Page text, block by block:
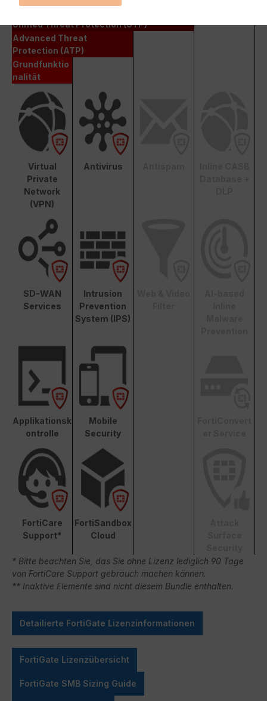
Unified Threat Protection (UTP)
Advanced Threat
Protection (ATP)
Grundfunktio
nalität
Virtual
Private
Network
(VPN)
Antivirus
SD-WAN
Services
Intrusion
Prevention
System (IPS)
Applikationsk
ontrolle
Mobile
Security
FortiCare
Support*
FortiSandbox
Cloud
* Bitte beachten Sie, das Sie ohne Lizenz lediglich 90 Tage
von FortiCare Support gebrauch machen können.
** Inaktive Elemente sind nicht diesem Bundle enthalten.
Detailierte FortiGate Lizenzinformationen
FortiGate Lizenzübersicht
FortiGate SMB Sizing Guide